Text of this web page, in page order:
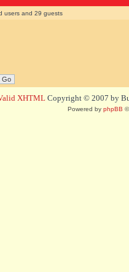
users and 29 guests
XHTML Copyright © 2007 by
Powered by phpBB